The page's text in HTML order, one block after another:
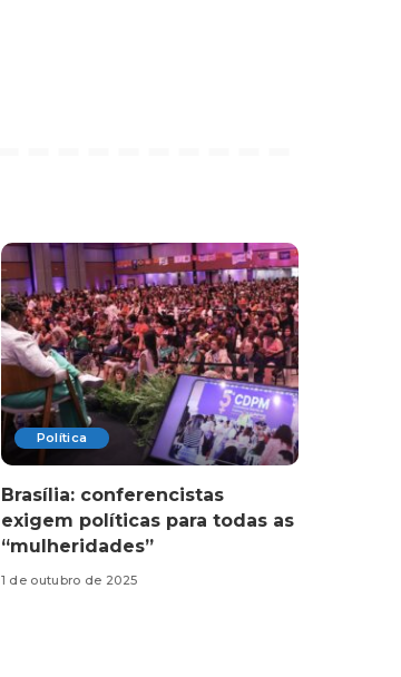
Política
Brasília: conferencistas
exigem políticas para todas as
“mulheridades”
1 de outubro de 2025